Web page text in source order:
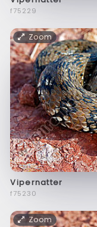
f75229
Zoom
Vipernatter
f75230
Zoom